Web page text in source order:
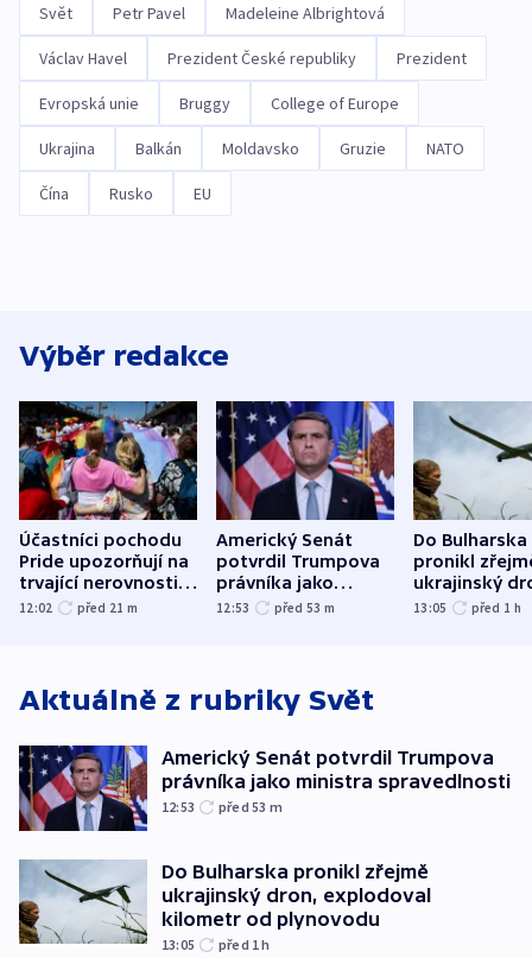
Svět Petr Pavel Madeleine Albrightová
Václav Havel Prezident České republiky Prezident
Evropská unie Bruggy College of Europe
Ukrajina Balkán Moldavsko Gruzie NATO
Čína Rusko EU
Výběr redakce
Účastníci pochodu
Pride upozorňují na
trvající nerovnosti i
společenskou
12:02 před 21 m
Americký Senát
potvrdil Trumpova
právníka jako
ministra
12:53 před 53 m
Do Bulharska
pronikl
ukrajinský
explodoval
13:05 před 1 h
Aktuálně z rubriky Svět
Americký Senát potvrdil Trumpova
právníka jako ministra spravedlnosti
12:53 před 53 m
Do Bulharska pronikl zřejmě
ukrajinský dron, explodoval
kilometr od plynovodu
13:05 před 1h